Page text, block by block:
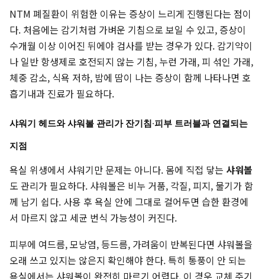
NTM 폐질환이 위험한 이유는 증상이 느리게 진행된다는 점이
다. 처음에는 감기처럼 가벼운 기침으로 보일 수 있고, 증상이
수개월 이상 이어진 뒤에야 검사를 받는 경우가 있다. 감기약이
나 일반 항생제로 호전되지 않는 기침, 누런 가래, 피 섞인 가래,
체중 감소, 식욕 저하, 밤에 땀이 나는 증상이 함께 나타나면 호
흡기내과 진료가 필요하다.
샤워기 헤드와 샤워볼 관리가 잔기침·피부 트러블과 연결되는
지점
욕실 위생에서 샤워기만 문제는 아니다. 몸에 직접 닿는 샤워볼
도 관리가 필요하다. 샤워볼은 비누 거품, 각질, 피지, 물기가 함
께 남기 쉽다. 사용 후 욕실 안에 그대로 걸어두면 습한 환경에
서 마르지 않고 세균 번식 가능성이 커진다.
피부에 여드름, 모낭염, 등드름, 가려움이 반복된다면 샤워볼을
오래 쓰고 있지는 않은지 확인해야 한다. 특히 통풍이 안 되는
욕실에서는 샤워볼이 완전히 마르기 어렵다. 이 경우 교체 주기